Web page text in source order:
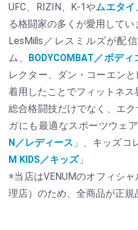
UFC、RIZIN、K-1やムエタイ
る格闘家の多くが愛用してい
LesMills／レスミルズが配
ム、 BODYCOMBAT／ボデ
レクター、ダン・コーエン
着用したことでフィットネス
総合格闘技だけでなく、エ
ガにも最適なスポーツウェ
N／レディース 」、キッズコ
M KIDS／キッズ」
※当店はVENUMのオフィシ
理店）のため、全商品が正規